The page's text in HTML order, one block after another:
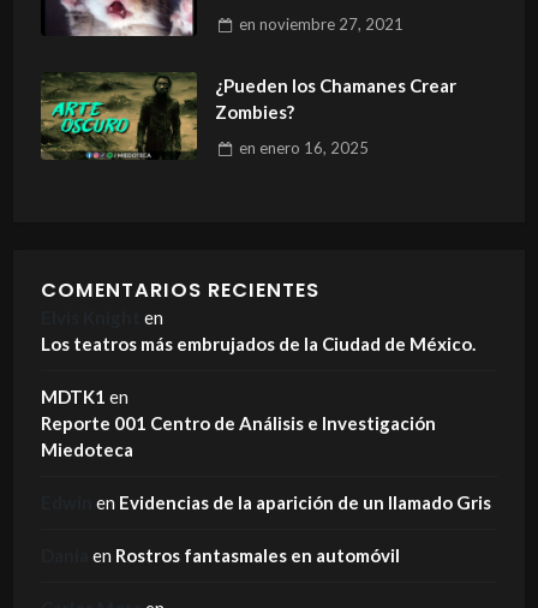
en noviembre 27, 2021
¿Pueden los Chamanes Crear
Zombies?
en enero 16, 2025
COMENTARIOS RECIENTES
en
Los teatros más embrujados de la Ciudad de México.
MDTK1 en
Reporte 001 Centro de Análisis e Investigación
Miedoteca
en Evidencias de la aparición de un llamado Gris
en Rostros fantasmales en automóvil